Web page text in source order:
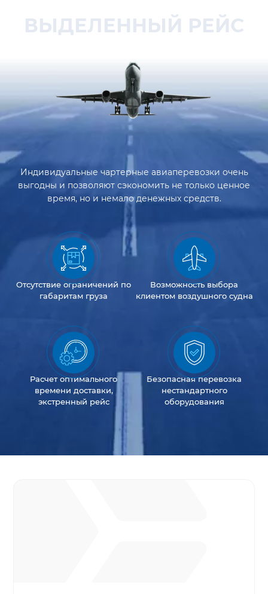
ВЫДЕЛЕННЫЙ РЕЙС
Индивидуальные чартерные авиаперевозки очень
выгодны и позволяют сэкономить не только ценное
время, но и немало денежных средств.
Отсутствиеограничений по
габаритам груза
Возможность выбора
клиентом воздушного судна
Расчет оптимального
времени доставки,
экстренный рейс
Безопасная перевозка
нестандартного
оборудования